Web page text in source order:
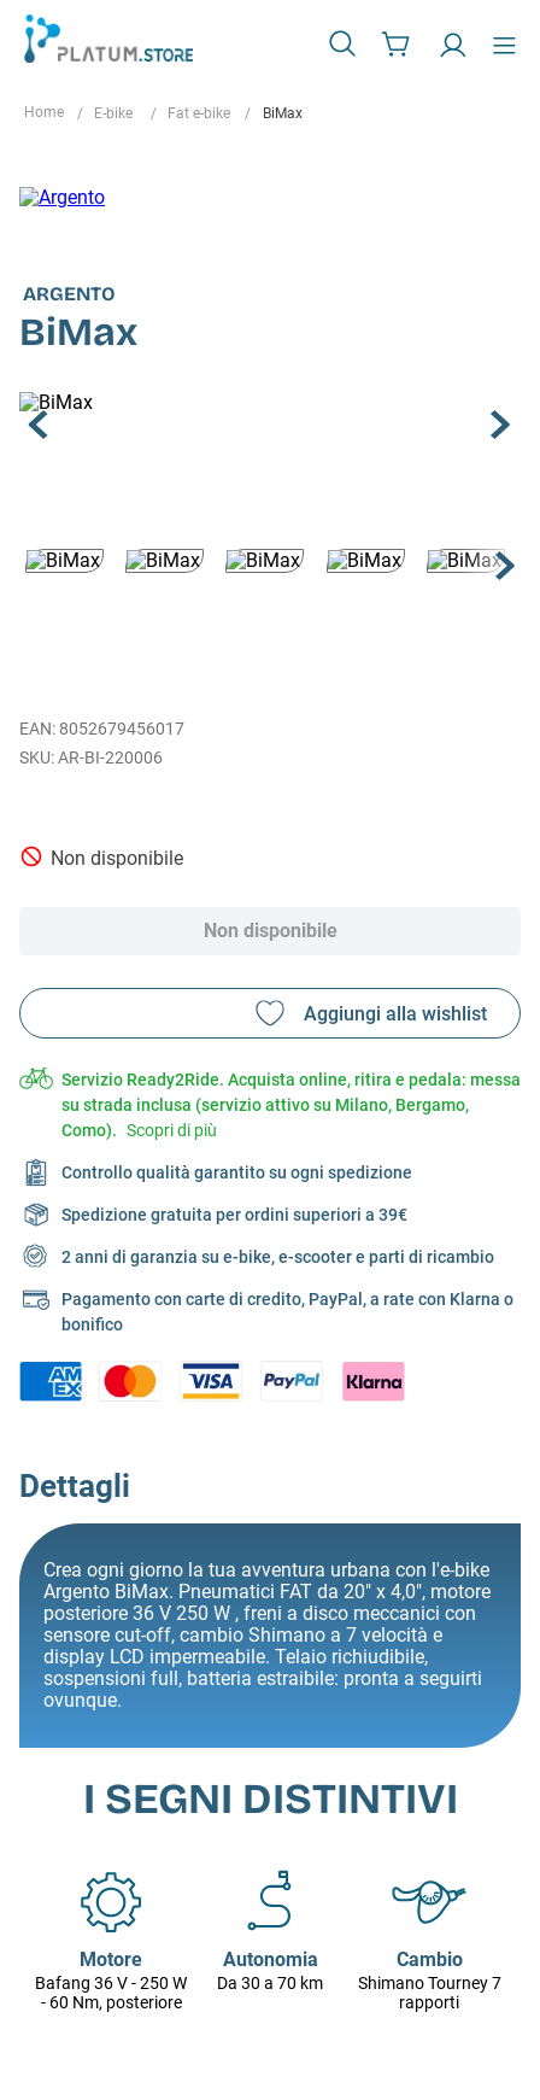
E-bike Fat e-bike BiMax
ARGENTO
BiMax
EAN: 8052679456017
AR-BI-220006
Non disponibile
Non disponibile
Servizio Ready2Ride. Acquista online, ritira e pedala: messa
su strada inclusa (servizio attivo su Milano, Bergamo,
Como). Scopri di più
Controllo qualità garantito su ogni spedizione
Spedizione gratuita per ordini superiori a 39€
2 anni di garanzia su e-bike, e-scooter e parti di ricambio
Pagamento con carte di credito, PayPal, a rate con Klarna o
bonifico
Dettagli
Crea ogni giorno la tua avventura urbana con l'e-bike
Argento BiMax. Pneumatici FAT da 20" x 4,0", motore
posteriore 36 V 250 W , freni a disco meccanici con
sensore cut-off, cambio Shimano a 7 velocità e
display LCD impermeabile. Telaio richiudibile,
sospensioni full, batteria estraibile: pronta a seguirti
ovunque.
I SEGNI DISTINTIVI
Motore
Bafang 36 V - 250 W
- 60 Nm, posteriore
Autonomia
Da 30 a 70 km
Cambio
Shimano Tourney 7
rapporti